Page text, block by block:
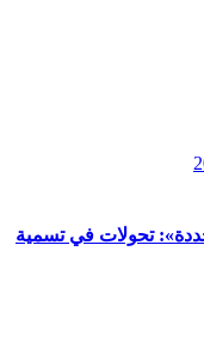
تحولات في تسمية